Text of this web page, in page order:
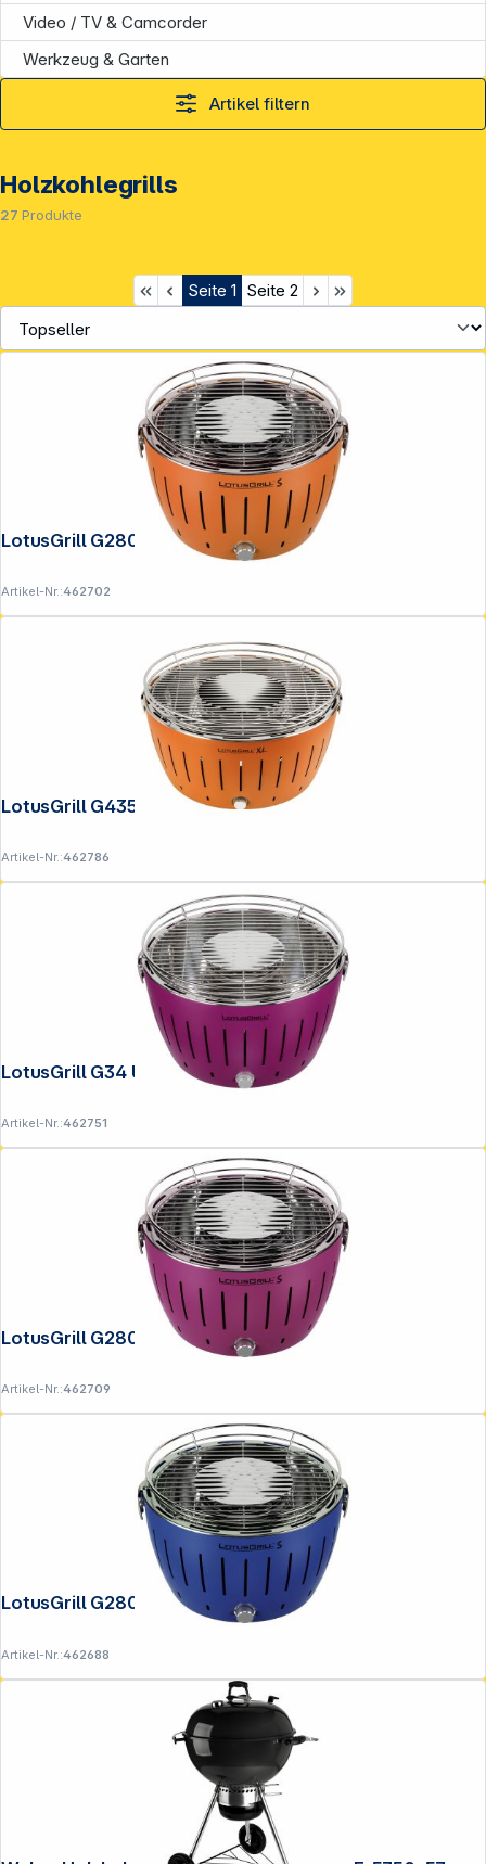
Video / TV & Camcorder
Werkzeug & Garten
Artikel filtern
Holzkohlegrills
27 Produkte
Seite 1 Seite 2
LotusGrill G280 U Orange
Artikel-Nr.:462702
LotusGrill G435 U Orange
Artikel-Nr.:462786
LotusGrill G34 U Lila
Artikel-Nr.:462751
LotusGrill G280 U Lila
Artikel-Nr.:462709
LotusGrill G280 U Blau
Artikel-Nr.:462688
Service
Folgen Sie uns auf